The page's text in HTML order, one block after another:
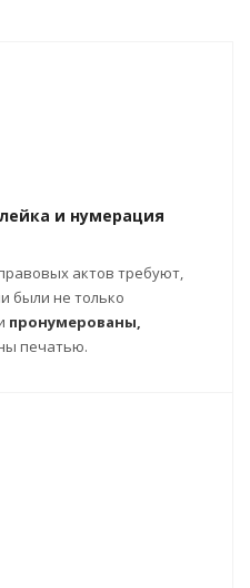
и нумерация
актов требуют,
были не только
пронумерованы,
печатью.